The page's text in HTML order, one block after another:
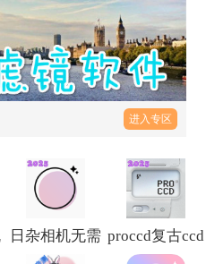
进入专区
日杂相机无需 proccd复古ccd